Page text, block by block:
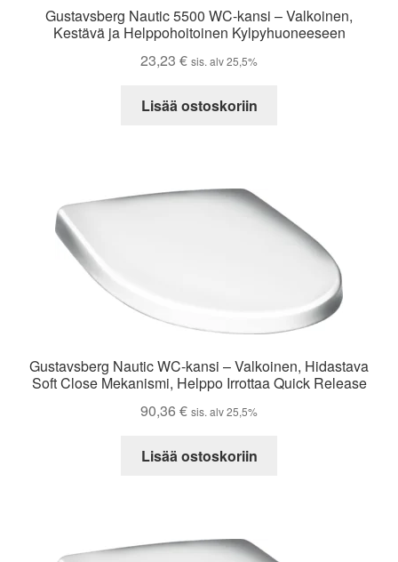
Gustavsberg Nautic 5500 WC-kansi – Valkoinen,
Kestävä ja Helppohoitoinen Kylpyhuoneeseen
23,23 € sis. alv 25,5%
Lisää ostoskoriin
Gustavsberg Nautic WC-kansi – Valkoinen, Hidastava
Soft Close Mekanismi, Helppo Irrottaa Quick Release
90,36 € sis. alv 25,5%
Lisää ostoskoriin